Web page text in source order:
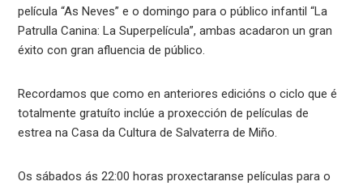
película “As Neves” e o domingo para o público infantil “La
Patrulla Canina: La Superpelícula”, ambas acadaron un gran
éxito con gran afluencia de público.
Recordamos que como en anteriores edicións o ciclo que é
totalmente gratuíto inclúe a proxección de películas de
estrea na Casa da Cultura de Salvaterra de Miño.
Os sábados ás 22:00 horas proxectaranse películas para o